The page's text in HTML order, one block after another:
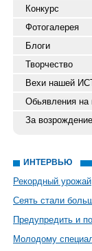
Конкурс
Фотогалерея
Блоги
Творчество
Вехи нашей
Обьявления на
За
ИНТЕРВЬЮ
Рекордный урожай
Сеять стали
Предупредить и
Молодому